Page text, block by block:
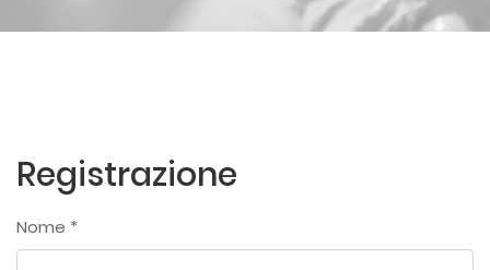
Registrazione
';
Nome *